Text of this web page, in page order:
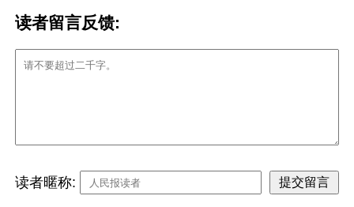
读者留言反馈:
读者暱称: